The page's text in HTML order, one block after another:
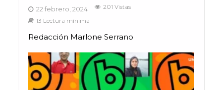
22 febrero, 2024
201 Vistas
13 Lectura mínima
Redacción Marlone Serrano